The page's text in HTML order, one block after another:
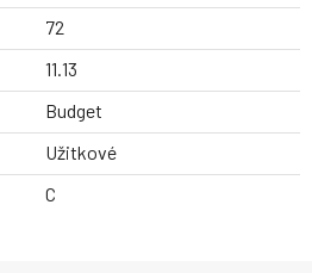
72
11.13
Budget
Užitkové
C